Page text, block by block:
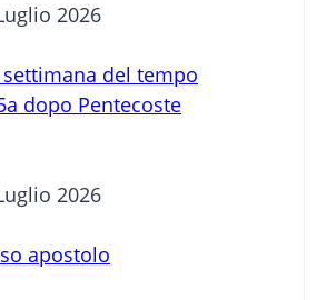
2026
del tempo
dopo Pentecoste
2026
apostolo